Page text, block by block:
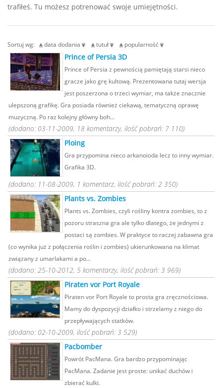
trafiłeś. Tu możesz potrenować swoje umiejętności.
Sortuj wg: data dodania tutuł popularność
Prince of Persia 3D
Prince of Persia z pewnością pamiętają starsi nieco
gracze jako grę kultową. Prezentowana tutaj wersja
jest poszerzona o trzeci wymiar, ma także znacznie
ulepszoną grafikę. Gra posiada również ciekawą, tematyczną oprawę
muzyczną. Po raz kolejny główny boh...
(dodano: 03-11-2009, 18 komentarzy, ilość pobrań: 7 110)
Ploing
Gra przypomina nieco arkanoioda lecz to inny wymiar.
Grafika 3D.
(dodano: 11-08-2009, 1 komentarz, ilość pobrań: 2 350)
Plants vs. Zombies
Plants vs. Zombies, czyli rośliny kontra zombies, to z
pozoru straszna gra ale tylko dlatego, że jednymi z
postaci są zombies. W praktyce to raczej zabawna gra
(co wynika już z połączenia roślin i zombies) ukierunkowana na klimat
związany z umarlakami a po...
(dodano: 25-10-2012, 5 komentarzy, ilość pobrań: 3 969)
Piraten vor Port Royale
Piraten vor Port Royale to prosta gra zręcznościowa.
Mamy do dyspozycji działko i strzelamy z niego do
przepływających statków.
(dodano: 02-10-2009, ilość pobrań: 3 529)
Pacbomber
Powrót PacMana. Gra bardzo przypominając
PacMana. Zadanie jest proste: unikać duchów i
zbierać kulki.